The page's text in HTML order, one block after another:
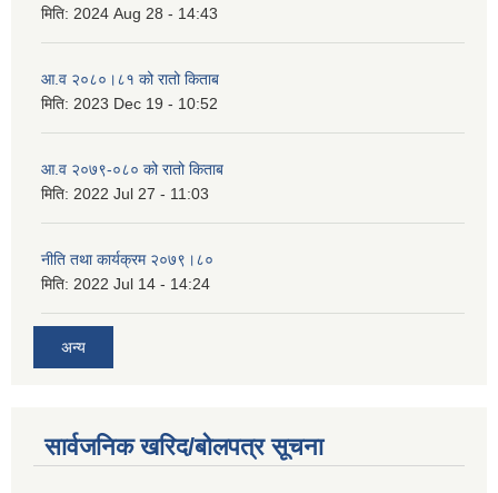
मिति: 2024 Aug 28 - 14:43
आ.व २०८०।८१ को रातो किताब
मिति: 2023 Dec 19 - 10:52
आ.व २०७९-०८० को रातो किताब
मिति: 2022 Jul 27 - 11:03
नीति तथा कार्यक्रम २०७९।८०
मिति: 2022 Jul 14 - 14:24
अन्य
सार्वजनिक खरिद/बोलपत्र सूचना